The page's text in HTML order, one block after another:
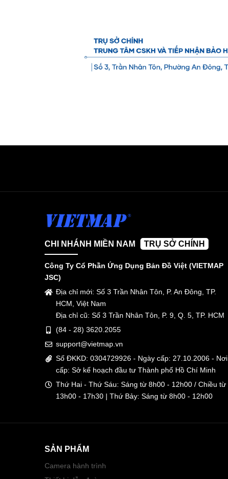
CHI NHÁNH MIỀN NAM TRỤ SỞ CHÍNH
Công Ty Cổ Phần Ứng Dụng Bản Đồ Việt (VIETMAP
JSC)
Địa chỉ mới: Số 3 Trần Nhân Tôn, P. An Đông, TP.
HCM, Việt Nam
Địa chỉ cũ: Số 3 Trần Nhân Tôn, P. 9, Q. 5, TP. HCM
(84 - 28) 3620.2055
support@vietmap.vn
Số ĐKKD: 0304729926 - Ngày cấp: 27.10.2006 - Nơi
cấp: Sở kế hoạch đầu tư Thành phố Hồ Chí Minh
Thứ Hai - Thứ Sáu: Sáng từ 8h00 - 12h00 / Chiều từ
13h00 - 17h30 | Thứ Bảy: Sáng từ 8h00 - 12h00
SẢN PHẨM
Camera hành trình